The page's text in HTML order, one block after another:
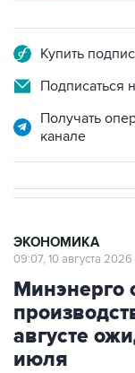
Купить
Подписаться
Получать
канале
ЭКОНОМИКА
09:07, 10 августа 2026
Минэнерго
августе
июля